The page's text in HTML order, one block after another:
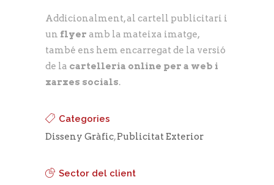
Addicionalment, al cartell publicitari i
un flyer amb la mateixa imatge,
també ens hem encarregat de la versió
de la cartelleria online per a web i
xarxes socials.
Categories
Disseny Gràfic,Publicitat Exterior
Sector del client